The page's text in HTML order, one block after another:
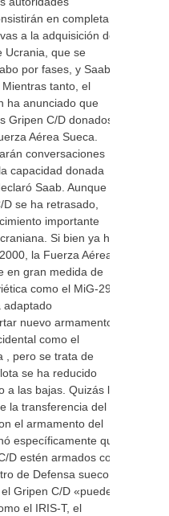
en completar
a la adquisición del
Ucrania, que se
por fases, y Saab
tanto, el
ha anunciado que
Gripen C/D donados
Aérea Sueca.
conversaciones
capacidad donada
Saab. Aunque la
se ha retrasado,
importante
Si bien ya ha
la Fuerza Aérea
en gran medida de
como el MiG-29,
adaptado
nuevo armamento,
como el
, pero se trata de
se ha reducido
las bajas. Quizás la
la transferencia del
el armamento del
específicamente que
D estén armados con
de Defensa sueco,
Gripen C/D «puede
el IRIS-T, el